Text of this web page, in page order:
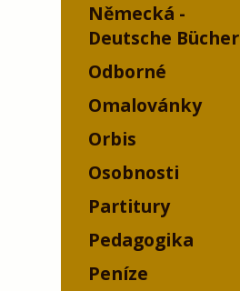
Německá -
Deutsche Bücher
Odborné
Omalovánky
Orbis
Osobnosti
Partitury
Pedagogika
Peníze